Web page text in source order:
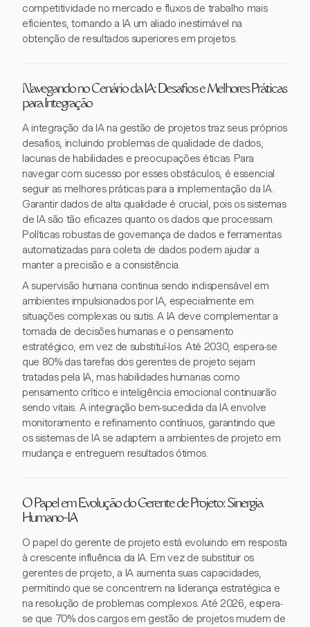
competitividade no mercado e fluxos de trabalho mais
eficientes, tornando a IA um aliado inestimável na
obtenção de resultados superiores em projetos.
Navegando no Cenário da IA: Desafios e Melhores Práticas
para Integração
A integração da IA na gestão de projetos traz seus próprios
desafios, incluindo problemas de qualidade de dados,
lacunas de habilidades e preocupações éticas. Para
navegar com sucesso por esses obstáculos, é essencial
seguir as melhores práticas para a implementação da IA.
Garantir dados de alta qualidade é crucial, pois os sistemas
de IA são tão eficazes quanto os dados que processam.
Políticas robustas de governança de dados e ferramentas
automatizadas para coleta de dados podem ajudar a
manter a precisão e a consistência.
A supervisão humana continua sendo indispensável em
ambientes impulsionados por IA, especialmente em
situações complexas ou sutis. A IA deve complementar a
tomada de decisões humanas e o pensamento
estratégico, em vez de substituí-los. Até 2030, espera-se
que 80% das tarefas dos gerentes de projeto sejam
tratadas pela IA, mas habilidades humanas como
pensamento crítico e inteligência emocional continuarão
sendo vitais. A integração bem-sucedida da IA envolve
monitoramento e refinamento contínuos, garantindo que
os sistemas de IA se adaptem a ambientes de projeto em
mudança e entreguem resultados ótimos.
O Papel em Evolução do Gerente de Projeto: Sinergia
Humano-IA
O papel do gerente de projeto está evoluindo em resposta
à crescente influência da IA. Em vez de substituir os
gerentes de projeto, a IA aumenta suas capacidades,
permitindo que se concentrem na liderança estratégica e
na resolução de problemas complexos. Até 2026, espera-
se que 70% dos cargos em gestão de projetos mudem de